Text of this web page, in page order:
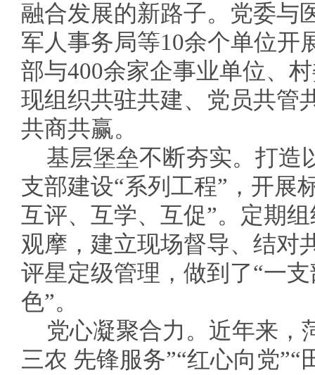
融合发展的新路子。党委与
军人事务局等10余个单位开
部与400余家企事业单位、
现组织共驻共建、党员共管
共商共赢。
基层堡垒不断夯实。打造
支部建设“系列工程”，开展
互评、互学、互促”。定期
观摩，建立现场督导、结对
评星定级管理，做到了“一
色”。
党心凝聚合力。近年来，
三农 先锋服务”“红心向党